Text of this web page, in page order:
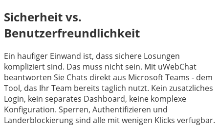
Sicherheit vs.
Benutzerfreundlichkeit
Ein haufiger Einwand ist, dass sichere Losungen
kompliziert sind. Das muss nicht sein. Mit uWebChat
beantworten Sie Chats direkt aus Microsoft Teams - dem
Tool, das Ihr Team bereits taglich nutzt. Kein zusatzliches
Login, kein separates Dashboard, keine komplexe
Konfiguration. Sperren, Authentifizieren und
Landerblockierung sind alle mit wenigen Klicks verfugbar.